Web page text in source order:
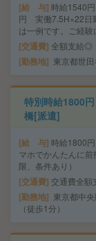
給 与 時給1540
円 実働7.5H×22日
は一例です。ご経験
交通費 全額支給◎
勤務地 東京都世
特別時給1800
橋[派遣]
給 与 時給1800
マホでかんたんに
限、条件あり）
交通費 交通費全額
勤務地
東京都中
（徒歩1分）